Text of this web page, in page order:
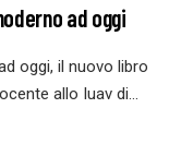
ad oggi
oggi, il nuovo libro
allo Iuav di…